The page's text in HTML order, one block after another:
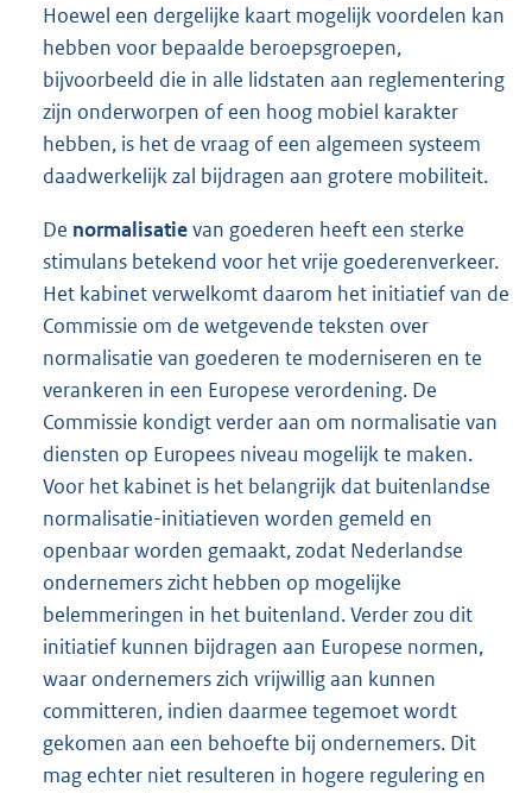
Hoewel een dergelijke kaart mogelijk voordelen kan
hebben voor bepaalde beroepsgroepen,
bijvoorbeeld die in alle lidstaten aan reglementering
zijn onderworpen of een hoog mobiel karakter
hebben, is het de vraag of een algemeen systeem
daadwerkelijk zal bijdragen aan grotere mobiliteit.
De normalisatievan goederen heeft een sterke
stimulans betekend voor het vrije goederenverkeer.
Het kabinet verwelkomt daarom het initiatief van de
Commissie om de wetgevende teksten over
normalisatie van goederen te moderniseren en te
verankeren in een Europese verordening. De
Commissie kondigt verder aan om normalisatie van
diensten op Europees niveau mogelijk te maken.
Voor het kabinet is het belangrijk dat buitenlandse
normalisatie-initiatieven worden gemeld en
openbaar worden gemaakt, zodat Nederlandse
ondernemers zicht hebben op mogelijke
belemmeringen in het buitenland. Verder zou dit
initiatief kunnen bijdragen aan Europese normen,
waar ondernemers zich vrijwillig aan kunnen
committeren, indien daarmee tegemoet wordt
gekomen aan een behoefte bij ondernemers. Dit
mag echter niet resulteren in hogere regulering en